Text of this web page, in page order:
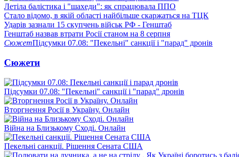
Летіла балістика і "шахеди": як спрацювала ППО
Стало відомо, в якій області найбільше скаржаться на ТЦК
Ударів зазнали 15 скупчень військ РФ - Генштаб
Генштаб назвав втрати Росії станом на 8 серпня
СюжетПідсумки 07.08: "Пекельні" санкції і "парад" дронів
Сюжети
Підсумки 07.08: "Пекельні" санкції і "парад" дронів
Вторгнення Росії в Україну. Онлайн
Війна на Близькому Сході. Онлайн
Пекельні санкції. Рішення Сената США